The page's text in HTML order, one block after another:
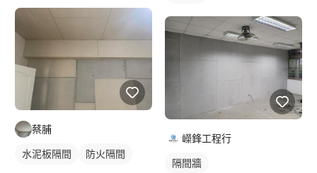
蔡脯
水泥板隔間 防火隔間
嶸鋒工程行
隔間牆